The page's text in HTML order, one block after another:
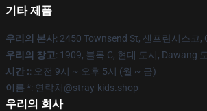
기타 제품
우리의 본사: 2450 Townsend St, 샌프란시스코,
우리의 창고: 1909, 블록 C, 현대 도시, Dawang
시간 :: 오전 9시 ~ 오후 5시 (월 ~ 금)
이름 *: 연락처@stray-kids.shop
우리의 회사